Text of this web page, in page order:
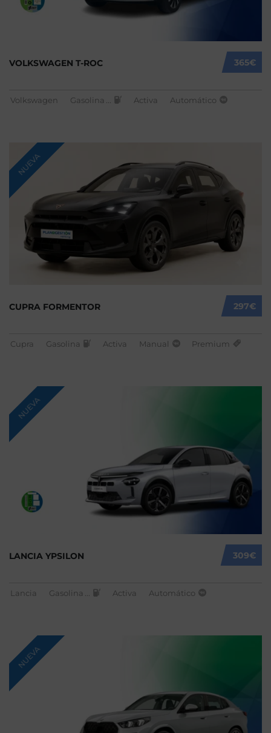
365€
VOLKSWAGEN T-ROC
Volkswagen Gasolina Activa Automático
NUEVA
297€
CUPRA FORMENTOR
Cupra Gasolina Activa Manual Premium
NUEVA
309€
LANCIA YPSILON
Lancia Gasolina ... Activa Automático
NUEVA